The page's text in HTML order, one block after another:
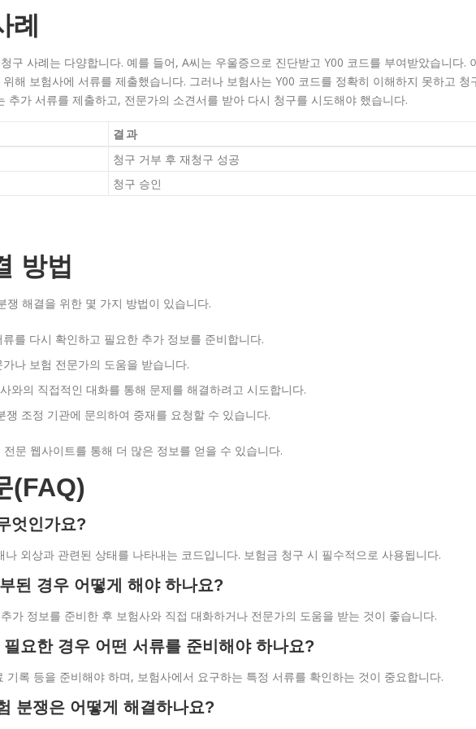
례
구 사례는 다양합니다. 예를 들어, A씨는 우울증으로 진단받고 Y00 코드를 부여받았습니다.
해 보험사에 서류를 제출했습니다. 그러나 보험사는 Y00 코드를 정확히 이해하지 못하고 청
추가 서류를 제출하고, 전문가의 소견서를 받아 다시 청구를 시도해야 했습니다.
결과
청구 거부 후 재청구 성공
청구 승인
방법
쟁 해결을 위한 몇 가지 방법이 있습니다.
를 다시 확인하고 필요한 추가 정보를 준비합니다.
가나 보험 전문가의 도움을 받습니다.
와의 직접적인 대화를 통해 문제를 해결하려고 시도합니다.
쟁 조정 기관에 문의하여 중재를 요청할 수 있습니다.
전문 웹사이트를 통해 더 많은 정보를 얻을 수 있습니다.
(FAQ)
엇인가요?
외상과 관련된 상태를 나타내는 코드입니다. 보험금 청구 시 필수적으로 사용됩니다.
된 경우 어떻게 해야 하나요?
가 정보를 준비한 후 보험사와 직접 대화하거나 전문가의 도움을 받는 것이 좋습니다.
요한 경우 어떤 서류를 준비해야 하나요?
기록 등을 준비해야 하며, 보험사에서 요구하는 특정 서류를 확인하는 것이 중요합니다.
분쟁은 어떻게 해결하나요?